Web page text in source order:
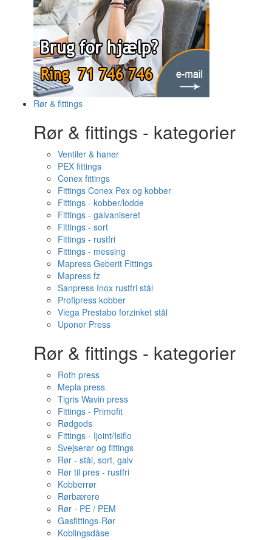
Rør & fittings
Rør & fittings - kategorier
Ventiler & haner
PEX fittings
Conex fittings
Fittings Conex Pex og kobber
Fittings - kobber/lodde
Fittings - galvaniseret
Fittings - sort
Fittings - rustfri
Fittings - messing
Mapress Geberit Fittings
Mapress fz
Sanpress Inox rustfri stål
Profipress kobber
Viega Prestabo forzinket stål
Uponor Press
Rør & fittings - kategorier
Roth press
Mepla press
Tigris Wavin press
Fittings - Primofit
Rødgods
Fittings - Ijoint/Isiflo
Svejserør og fittings
Rør - stål, sort, galv
Rør til pres - rustfri
Kobberrør
Rørbærere
Rør - PE / PEM
Gasfittings-Rør
Koblingsdåse